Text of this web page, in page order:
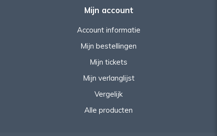
Mijn account
Account informatie
Mijn bestellingen
Mijn tickets
Mijn verlanglijst
Vergelijk
Alle producten